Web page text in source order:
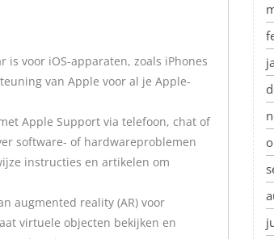
voor iOS-apparaten, zoals iPhones
van Apple voor al je Apple-
Apple Support via telefoon, chat of
software- of hardwareproblemen
instructies en artikelen om
augmented reality (AR) voor
virtuele objecten bekijken en